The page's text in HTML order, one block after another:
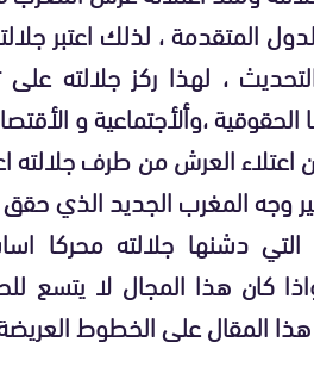
المتقدمة ، لذلك اعتبر
، لهذا ركز جلالته على
،وألأجتماعية و
العرش من طرف جلالته
المغرب الجديد الذي حقق
دشنها جلالته محركا
كان هذا المجال لا
المقال على الخطوط